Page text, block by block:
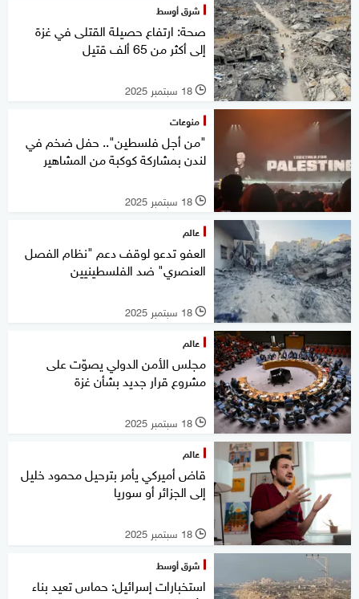
شرق أوسط
صحة: ارتفاع حصيلة القتلى في غزة
إلى أكثر من 65 ألف قتيل
l 18 سبتمبر 2025
منوعات
"من أجل فلسطين".. حفل ضخم في
لندن بمشاركة كوكبة من المشاهير
l 18 سبتمبر 2025
عالم
العفو تدعو لوقف دعم "نظام الفصل
العنصري" ضد الفلسطينيين
l 18 سبتمبر 2025
عالم
مجلس الأمن الدولي يصوّت على
مشروع قرار جديد بشأن غزة
l 18 سبتمبر 2025
عالم
قاض أميركي يأمر بترحيل محمود خليل
إلى الجزائر أو سوريا
l 18 سبتمبر 2025
شرق أوسط
استخبارات إسرائيل: حماس تعيد بناء